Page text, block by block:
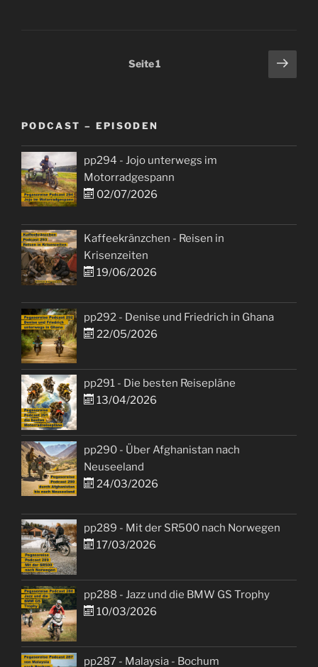
Seitennummerierung
Seite1
PODCAST – EPISODEN
pp294 - Jojo unterwegs im
Motorradgespann
02/07/2026
Kaffeekränzchen - Reisen in
Krisenzeiten
19/06/2026
pp292 - Denise und Friedrich in Ghana
22/05/2026
pp291 - Die besten Reisepläne
13/04/2026
pp290 - Über Afghanistan nach
Neuseeland
24/03/2026
pp289 - Mit der SR500 nach Norwegen
17/03/2026
pp288 - Jazz und die BMW GS Trophy
10/03/2026
pp287 - Malaysia - Bochum